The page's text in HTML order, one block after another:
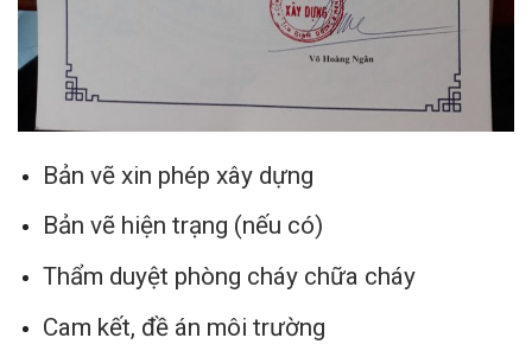
Bản vẽ xin phép xây dựng
Bản vẽ hiện trạng (nếu có)
Thẩm duyệt phòng cháy chữa cháy
Cam kết, đề án môi trường